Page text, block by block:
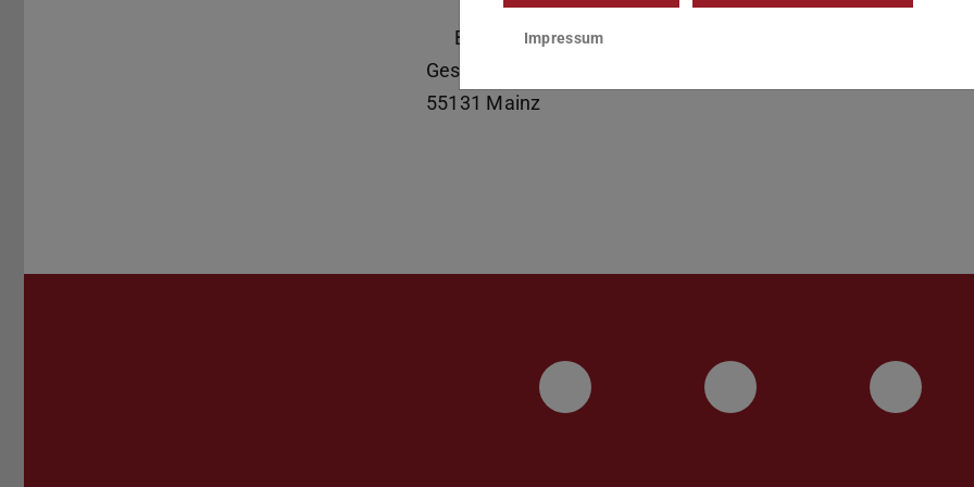
B3 65 (ADW-MZ)
Geschwister-Scholl-Str. 2
55131 Mainz
Facebook Instagram
Impressum